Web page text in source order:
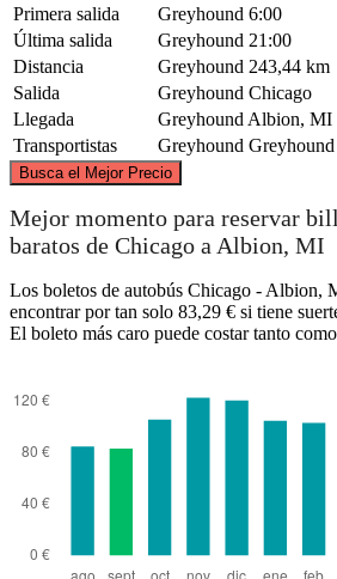
Primera salida
Greyhound 6:00
Última salida
Greyhound 21:00
Distancia
Greyhound 243,44 km
Salida
Greyhound Chicago
Llegada
Greyhound Albion, MI
Transportistas
Greyhound Greyhound
Busca el Mejor Precio
©CARTO,
Mejor momento para reservar
baratos de Chicago a Albion, MI
Los boletos de autobús Chicago - Albion,
encontrar por tan solo 83,29 € si tiene
El boleto más caro puede costar tanto